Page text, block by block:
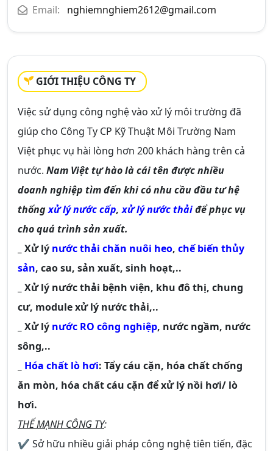
Email:
nghiemnghiem2612@gmail.com
GIỚI THIỆU CÔNG TY
Việc sử dụng công nghệ vào xử lý môi trường đã
giúp cho Công Ty CP Kỹ Thuật Môi Trường Nam
Việt phục vụ hài lòng hơn 200 khách hàng trên cả
nước. Nam Việt tự hào là cái tên được nhiều
doanh nghiệp tìm đến khi có nhu cầu đầu tư hệ
thốngxử lý nước cấp,xử lý nước thảiđể phục vụ
cho quá trình sản xuất.
_ Xử lý nước thải chăn nuôi heo, chế biến thủy
sản, cao su, sản xuất, sinh hoạt,..
_ Xử lý nước thải bệnh viện, khu đô thị, chung
cư, module xử lý nước thải,..
_ Xử lý nước RO công nghiệp, nước ngầm, nước
sông,..
Hóa chất lò hơi: Tẩy cáu cặn, hóa chất chống
ăn mòn, hóa chất cáu cặn để xử lý nồi hơi/ lò
hơi.
THẾ MẠNH CÔNG TY:
✔ Sở hữu nhiều giải pháp công nghệ tiên tiến, đặc